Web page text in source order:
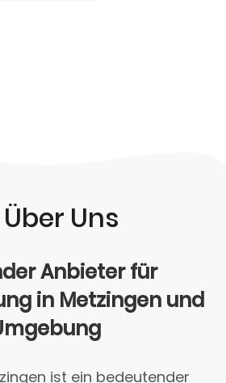
Über Uns
Anbieter für
in Metzingen und
ist ein bedeutender